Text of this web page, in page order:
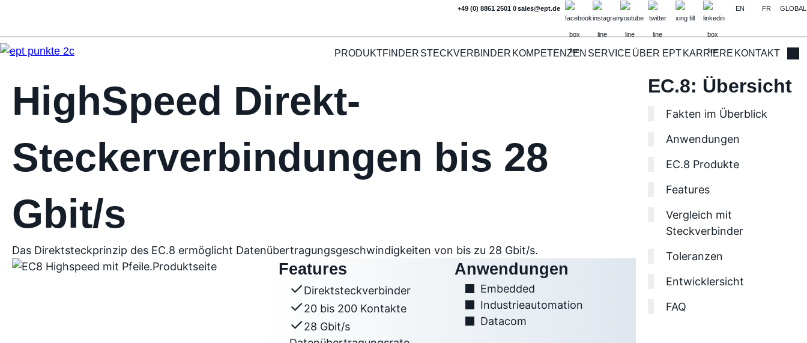
+49 (0) 8861 2501 0sales@ept.de EN FR GLOBAL
PRODUKTFINDER STECKVERBINDER KOMPETENZEN SERVICE ÜBER EPTKARRIERE KONTAKT
EC.8: Übersicht
Fakten im Überblick
Anwendungen
EC.8 Produkte
Features
Vergleich mit
Steckverbinder
Toleranzen
Entwicklersicht
FAQ
HighSpeed Direkt-
Steckerverbindungen bis 28
Gbit/s
Das Direktsteckprinzip des EC.8 ermöglicht Datenübertragungsgeschwindigkeiten von bis zu 28 Gbit/s.
Features
Direktsteckverbinder
20 bis 200 Kontakte
28 Gbit/s
Anwendungen
Embedded
Industrieautomation
Datacom